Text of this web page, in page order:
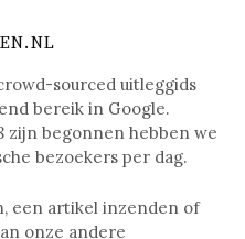
sourced uitleggids
bereik in Google.
zijn begonnen hebben we
bezoekers per dag.
een artikel inzenden of
onze andere